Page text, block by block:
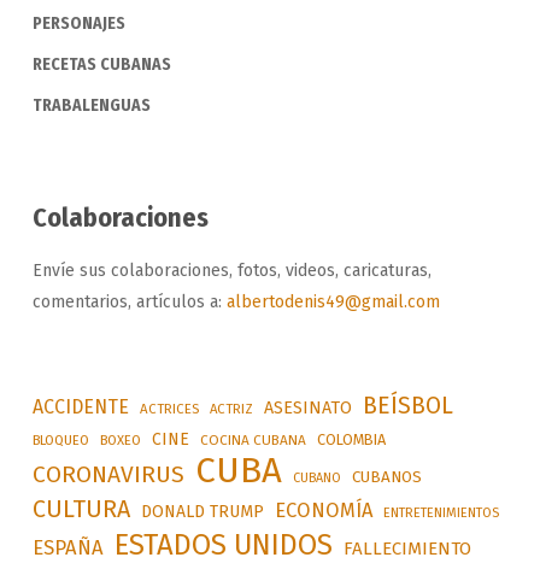
PERSONAJES
RECETAS CUBANAS
TRABALENGUAS
Colaboraciones
Envíe sus colaboraciones, fotos, videos, caricaturas,
comentarios, artículos a: albertodenis49@gmail.com
ACCIDENTE ACTRICES ACTRIZ ASESINATO BEÍSBOL
BLOQUEO BOXEO CINE COCINA CUBANA COLOMBIA
CORONAVIRUS CUBA CUBANO CUBANOS
CULTURA DONALD TRUMP ECONOMÍA ENTRETENIMIENTOS
ESPAÑA ESTADOS UNIDOS FALLECIMIENTO